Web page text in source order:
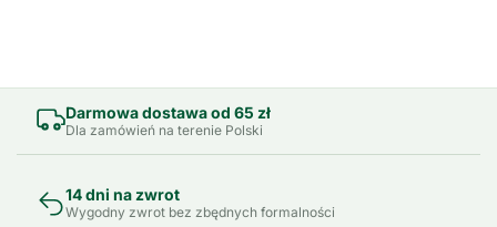
Darmowa dostawa od 65 zł
Dla zamówień na terenie Polski
14 dni na zwrot
Wygodny zwrot bez zbędnych formalności